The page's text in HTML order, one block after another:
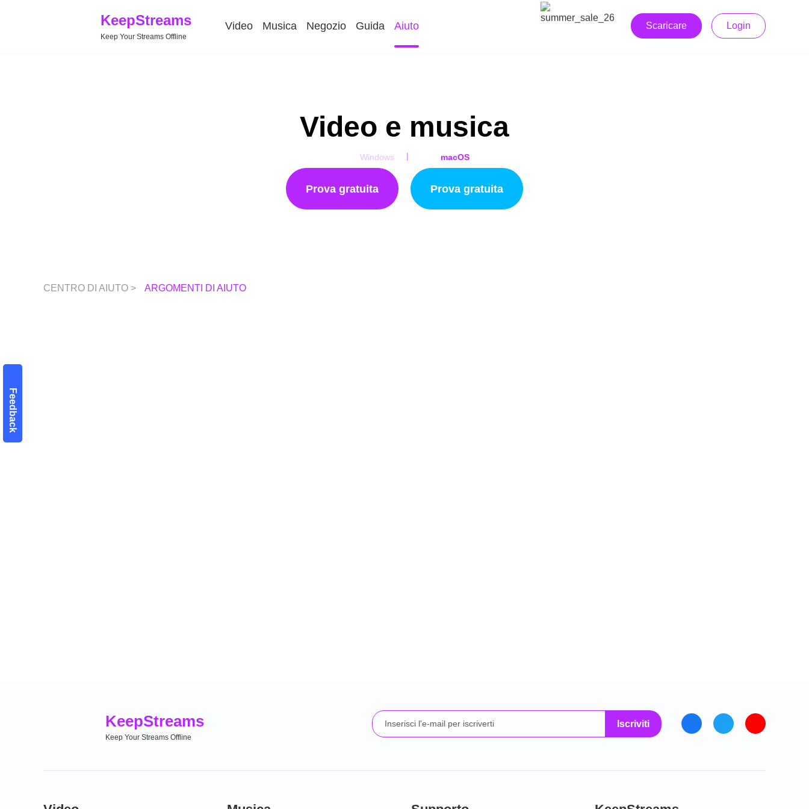
KeepStreams
Keep Your Streams Offline
Video Musica Negozio Guida Aiuto Scaricare Login
Video e musica
Windows | macOS
Prova gratuita Prova gratuita
CENTRO DI AIUTO > ARGOMENTI DI AIUTO
Feedback
KeepStreams
Keep Your Streams Offline
Iscriviti